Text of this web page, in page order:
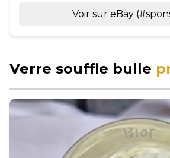
Voir sur eBay
Verre souffle bulle